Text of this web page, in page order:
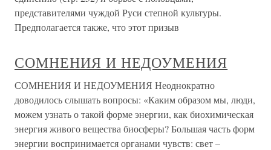
представителями чуждой Руси степной культуры.
Предполагается также, что этот призыв
СОМНЕНИЯ И НЕДОУМЕНИЯ
СОМНЕНИЯ И НЕДОУМЕНИЯ Неоднократно
доводилось слышать вопросы: «Каким образом мы, люди,
можем узнать о такой форме энергии, как биохимическая
энергия живого вещества биосферы? Большая часть форм
энергии воспринимается органами чувств: свет –